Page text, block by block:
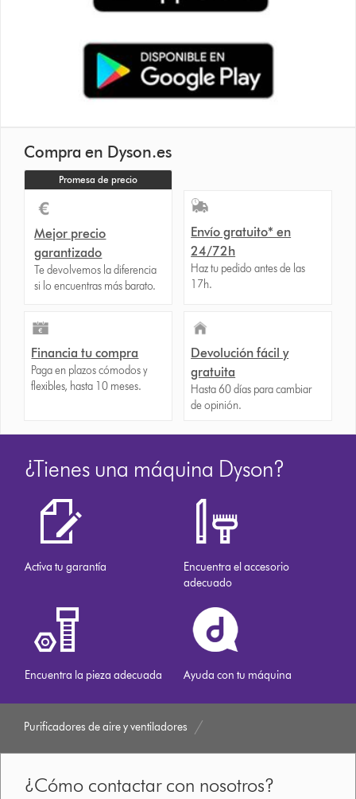
Compra en Dyson.es
Promesa de precio
Mejor precio
garantizado
Te devolvemos la diferencia
si lo encuentras más barato.
Envío gratuito* en
24/72h
Haz tu pedido antes de las
17h.
Financia tu compra
Paga en plazos cómodos y
flexibles, hasta 10 meses.
Devolución fácil y
gratuita
Hasta 60 días para cambiar
de opinión.
¿Tienes una máquina Dyson?
Activa tu garantía
Encuentra el accesorio
adecuado
Encuentra la pieza adecuada Ayuda con tu máquina
Purificadores de aire y ventiladores
¿Cómo contactar con nosotros?